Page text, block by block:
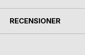
RECENSIONER